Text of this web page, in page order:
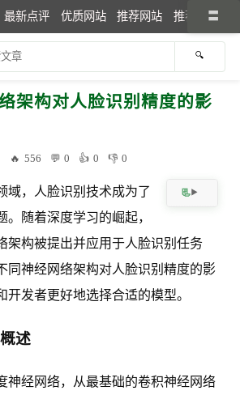
最新点评 优质网站 推荐网站 推荐文章
架构对人脸识别精度的影
556 0 0 0
域，人脸识别技术成为了
。随着深度学习的崛起，
架构被提出并应用于人脸识别任务
同神经网络架构对人脸识别精度的影
开发者更好地选择合适的模型。
述
神经网络，从最基础的卷积神经网络